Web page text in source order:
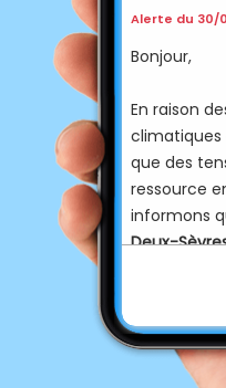
Alerte du 30/
Bonjour,
En raison
climatiques
que des
ressource
informons
Deux-
renforcer
Un arrêté
situation de
partir du